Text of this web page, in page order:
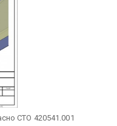
СТО 420541.001